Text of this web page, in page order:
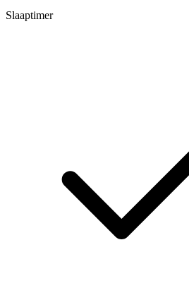
Slaaptimer